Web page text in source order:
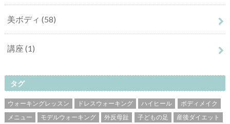
美ボディ (58)
講座 (1)
タグ
ウォーキングレッスン ドレスウォーキング ハイヒール
ボディメイク
メニュー
モデルウォーキング 外反母趾 子どもの足 産後ダイエット